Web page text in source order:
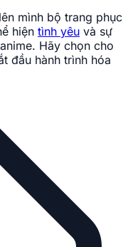
mình bộ trang phục
hiện tình yêu và sự
Hãy chọn cho
đầu hành trình hóa